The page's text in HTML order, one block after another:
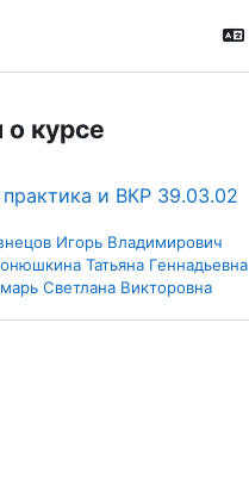
курсе
и ВКР 39.03.02
Игорь Владимирович
Татьяна Геннадьевна
Светлана Викторовна